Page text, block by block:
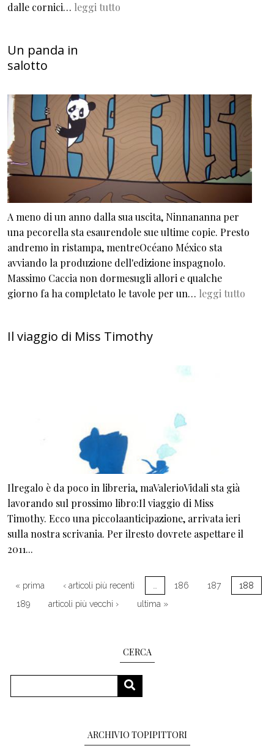
dalle cornici… leggi tutto
Un panda in
salotto
A meno di un anno dalla sua uscita, Ninnananna per
una pecorella sta esaurendole sue ultime copie. Presto
andremo in ristampa, mentreOcéano México sta
avviando la produzione dell'edizione inspagnolo.
Massimo Caccia non dormesugli allori e qualche
giorno fa ha completato le tavole per un… leggi tutto
Il viaggio di Miss Timothy
Ilregalo è da poco in libreria, maValerioVidali sta già
lavorando sul prossimo libro:Il viaggio di Miss
Timothy. Ecco una piccolaanticipazione, arrivata ieri
sulla nostra scrivania. Per ilresto dovrete aspettare il
2011...
« prima Prima pagina
‹ articoli più recenti Pagina precedente
186 187
188
189
articoli più vecchi ›Pagina successiva
ultima »Ultima pagina
CERCA
CERCA
ARCHIVIO TOPIPITTORI